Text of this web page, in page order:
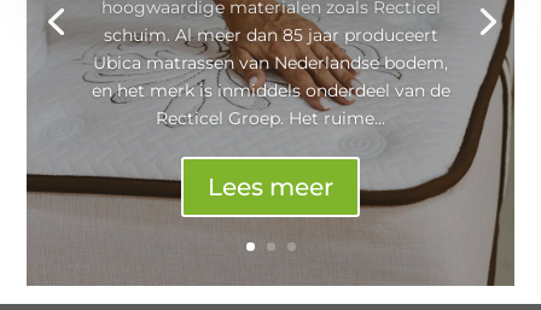
hoogwaardige materialen zoals Recticel
schuim. Al meer dan 85 jaar produceert
Ubica matrassen van Nederlandse bodem,
en het merk is inmiddels onderdeel van de
Recticel Groep. Het ruime...
Lees meer